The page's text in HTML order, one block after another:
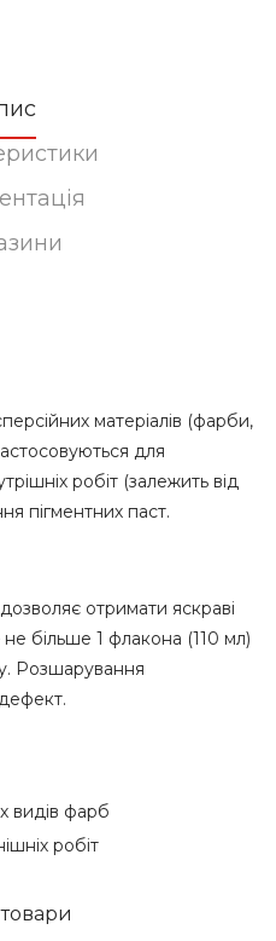
матеріалів (фарби,
для
робіт (залежить від
пігментних паст.
отримати яскраві
більше 1 флакона (110 мл)
Розшарування
видів фарб
робіт